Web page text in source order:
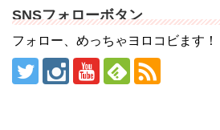
SNSフォローボタン
フォロー、めっちゃヨロコビます！